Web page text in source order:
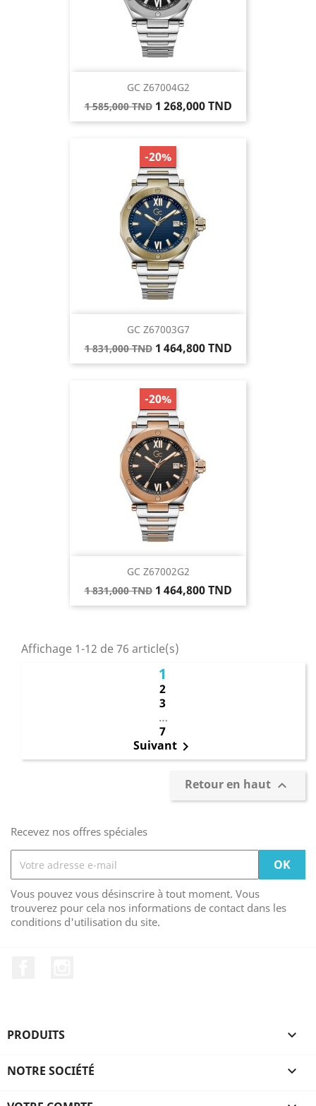
GC Z67004G2
Prix
de
1 585,000 TND Prix
1 268,000 TND
GC Z67003G7
Prix
de
1 831,000 TND Prix
1 464,800 TND
-20%
GC Z67002G2
Prix
de
1 831,000 TND Prix
1 464,800 TND
-20%
Affichage 1-12 de 76 article(s)
1
2
3
…
7
Suivant
Retour en haut 
Recevez nos offres spéciales
Vous pouvez vous désinscrire à tout moment. Vous
trouverez pour cela nos informations de contact dans les
conditions d'utilisation du site.
PRODUITS 
NOTRE SOCIÉTÉ 